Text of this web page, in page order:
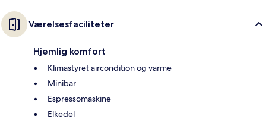
Værelsesfaciliteter
Hjemlig komfort
Klimastyret aircondition og varme
Minibar
Espressomaskine
Elkedel